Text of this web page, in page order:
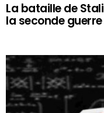
La bataille de
la seconde